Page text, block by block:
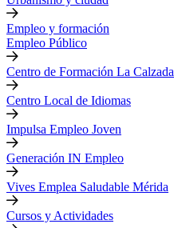
Empleo y formación
Empleo Público
Centro de Formación La Calzada
Centro Local de Idiomas
Impulsa Empleo Joven
Generación IN Empleo
Vives Emplea Saludable Mérida
Cursos y Actividades